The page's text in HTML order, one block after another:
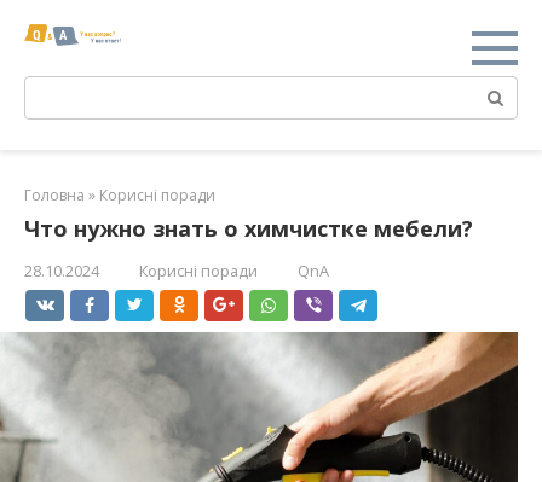
Поиск:
Головна » Корисні поради
Что нужно знать о химчистке мебели?
28.10.2024 Корисні поради QnA